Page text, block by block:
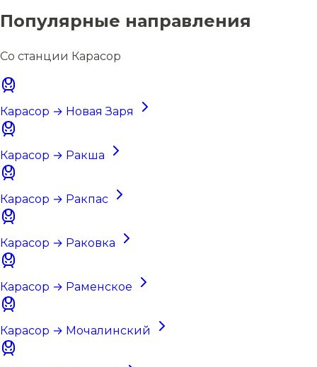
Популярные направления
Со станции Карасор
Карасор → Новая Заря
Карасор → Ракша
Карасор → Ракпас
Карасор → Раковка
Карасор → Раменское
Карасор → Мочалинский